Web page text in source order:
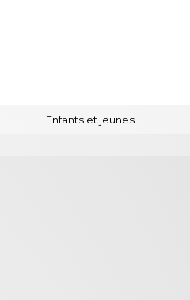
Enfants et jeunes